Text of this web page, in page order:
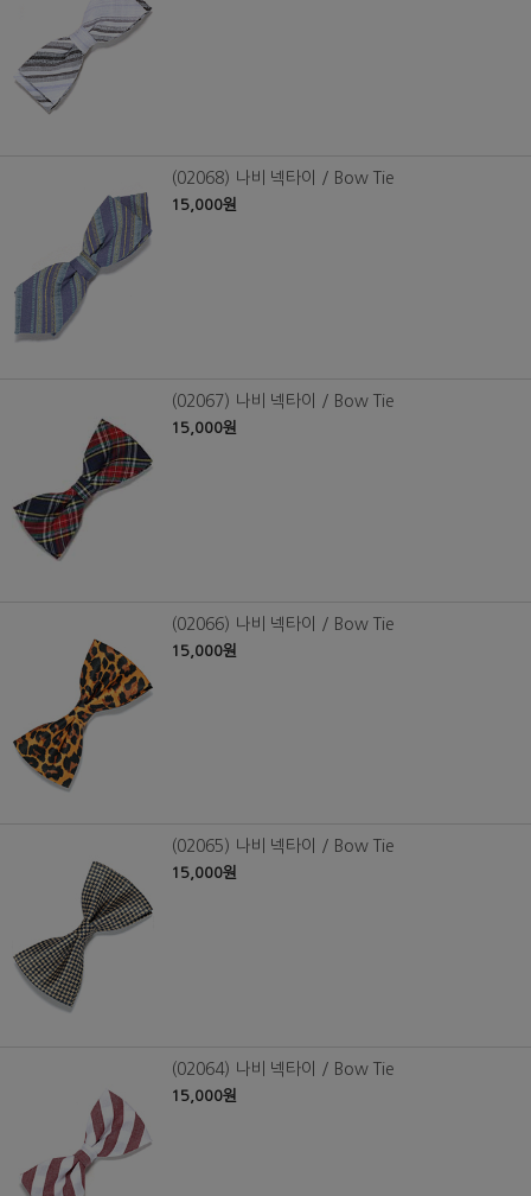
(02068) 나비 넥타이 / Bow Tie
15,000원
(02067) 나비 넥타이 / Bow Tie
15,000원
(02066) 나비 넥타이 / Bow Tie
15,000원
(02065) 나비 넥타이 / Bow Tie
15,000원
(02064) 나비 넥타이 / Bow Tie
15,000원